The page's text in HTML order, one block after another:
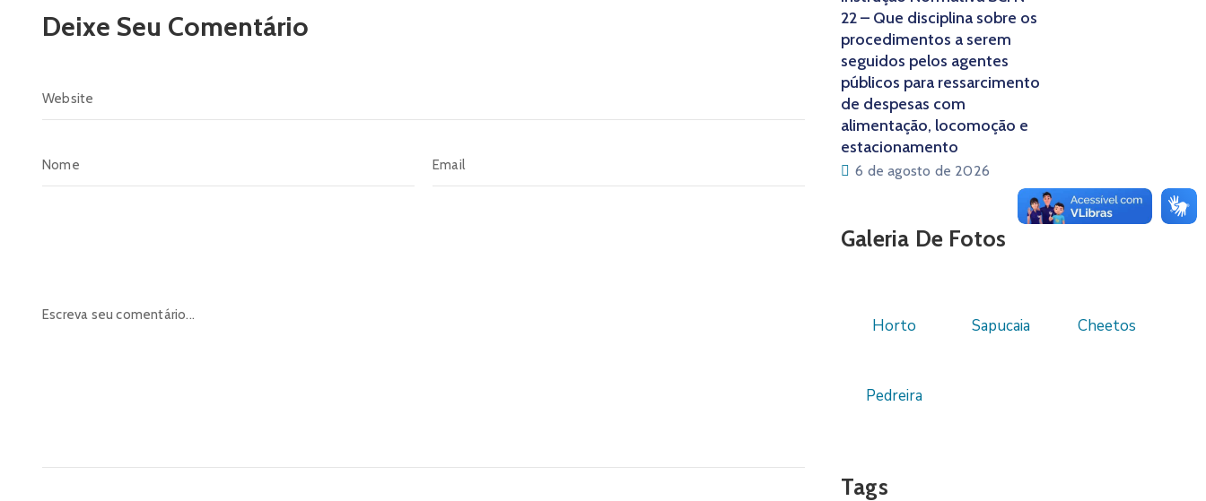
Deixe Seu Comentário
22 – Que disciplina sobre os
procedimentos a serem
seguidos pelos agentes
públicos para ressarcimento
de despesas com
alimentação, locomoção e
estacionamento
6 de agosto de 2026
Galeria De Fotos
Horto Sapucaia Cheetos
Pedreira
Tags